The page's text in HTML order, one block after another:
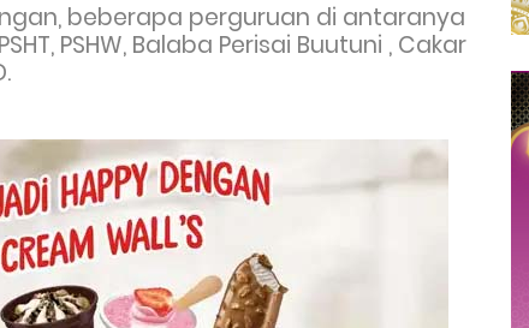
beberapa perguruan di antaranya
PSHW, Balaba Perisai Buutuni , Cakar